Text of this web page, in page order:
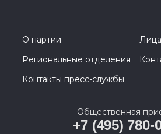
О партии
Региональные отделения
Контакты пресс-службы
Общественная
+7 (495) 780-